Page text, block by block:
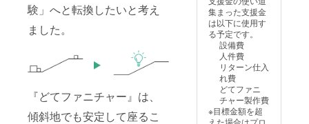
験」へと転換したいと考え
ました。
『どてファニチャー』は、
傾斜地でも安定して座るこ
ガイド
ブック
どて
ファニ
チャー
のデザ
イン案
や制作
方法な
どをま
とめた
制作物
がその
地形に
合わな
かった
場合に
追加で
るもの
の制作
費はご
私も現
地に同
行する
場合が
ござい
ます
が、そ
交通費
はご負
担いた
たな
ファニ
チャー
をデザ
イン
し、設
置いた
す。
（製作
にかか
集まった支援金
は以下に使用す
る予定です。
設備費
人件費
リターン仕入
れ費
どてファニ
チャー製作費
※目標金額を超